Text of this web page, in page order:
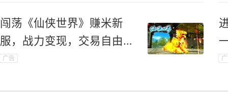
闯荡《仙侠世界》赚米新
服，战力变现，交易自由，
赚钱不愁！
广告